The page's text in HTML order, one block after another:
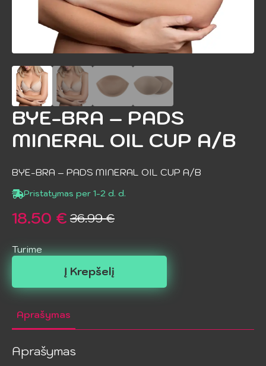
BYE-BRA – PADS
MINERAL OIL CUP A/B
BYE-BRA – PADS MINERAL OIL CUP A/B
Pristatymas per 1-2 d. d.
36.99€
Original
price
was:
36.99 €.
18.50 €
Current
price
is:
18.50 €.
Turime
Į Krepšelį
Aprašymas
Aprašymas